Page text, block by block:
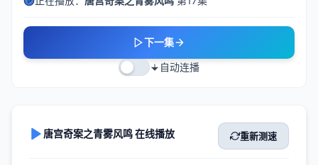
下一集
自动连播
唐宫奇案之青雾风鸣 在线播放 重新测速